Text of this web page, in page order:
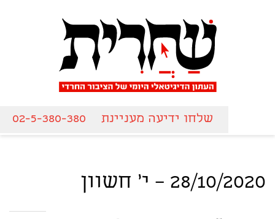
שלחו ידיעה מעניינת 02-5-380-380
28/10/2020 – י' חשוון